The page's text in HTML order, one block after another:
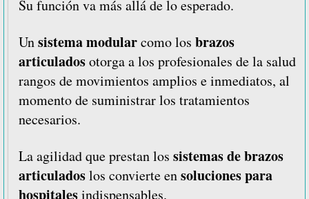
Su función va más allá de lo esperado.
Unsistema modularcomo los brazos
articuladosotorga a los profesionales de la salud
rangos de movimientos amplios e inmediatos, al
momento de suministrar los tratamientos
necesarios.
La agilidad que prestan los sistemas de brazos
articuladoslos convierte ensoluciones para
hospitalesindispensables.